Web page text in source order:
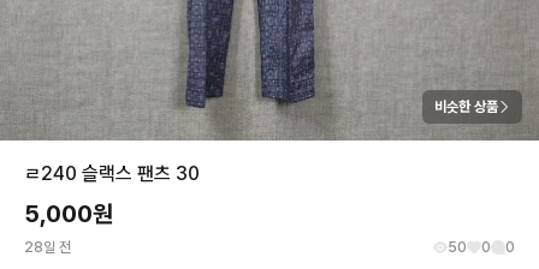
비슷한 상품
ㄹ240 슬랙스 팬츠 30
5,000원
28일 전 50 0 0